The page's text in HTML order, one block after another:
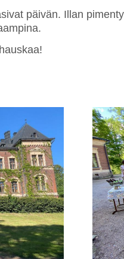
päivän. Illan